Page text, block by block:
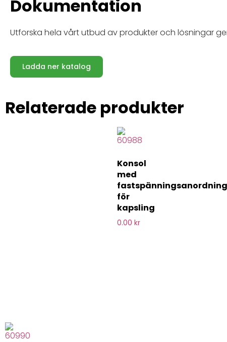
Dokumentation
Utforska hela vårt utbud av produkter och lösningar
Ladda ner katalog
Relaterade produkter
Konsol
med
för
kapsling
0.00 kr